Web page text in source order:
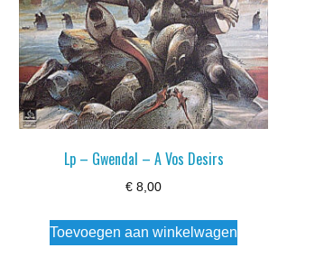
Lp – Gwendal – A Vos Desirs
€ 8,00
Toevoegen aan winkelwagen